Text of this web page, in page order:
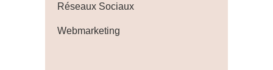
Réseaux Sociaux
Webmarketing